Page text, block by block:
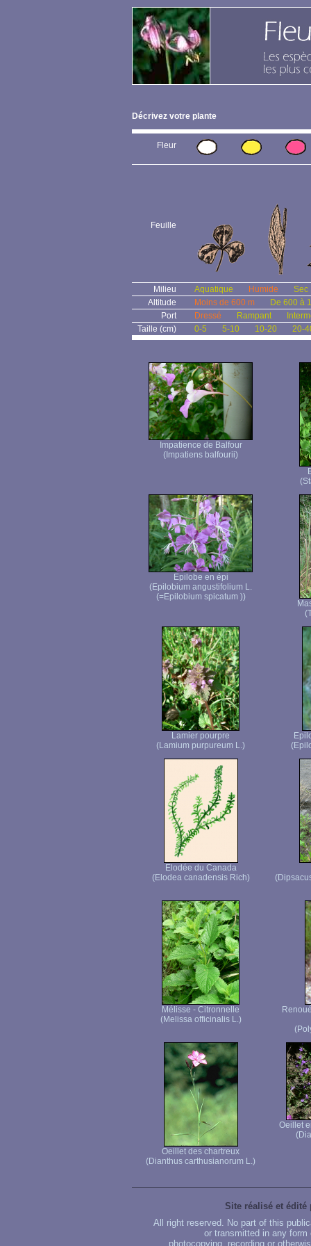
Décrivez votre plante
Fleur
Feuille
Milieu Aquatique Humide
Sec
Altitude
Moins de 600 m
De 600 à
Port
Dressé Rampant
Taille (cm)
0-5 5-10 10-20 20-
Impatience de Balfour
(Impatiens balfourii)
Epilobe en épi
(Epilobium angustifolium L.
(=Epilobium spicatum ))
Lamier pourpre
(Lamium purpureum L.)
Elodée du Canada
(Elodea canadensis Rich)
Mélisse - Citronnelle
(Melissa officinalis L.)
Oeillet des chartreux
(Dianthus carthusianorum L.)
Oeillet
Site réalisé et édité
All right reserved. No part of this
or transmitted in any
photocopying, recording or